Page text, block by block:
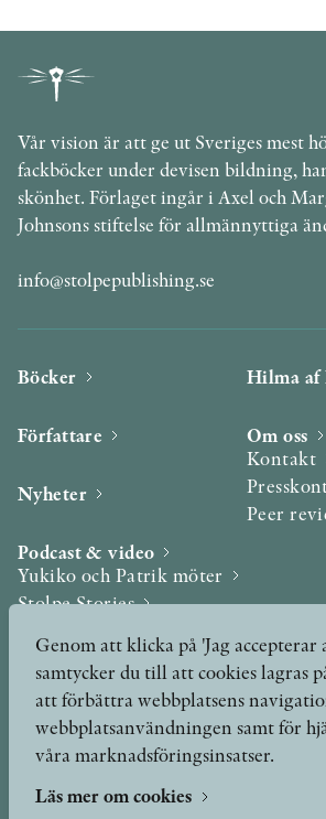
Vår vision är att ge ut Sveriges mest
fackböcker under devisen bildning,
skönhet. Förlaget ingår i Axel och
Johnsons stiftelse för allmännyttiga
info@stolpepublishing.se
Böcker
Författare
Nyheter
Podcast & video
Yukiko och Patrik möter
Stolpe Stories
Utmärkelser & Format
Utmärkelser
Övriga format
Hilma
Om oss
Kontakt
Peer
Genom att klicka på 'Jag accepterar
samtycker du till att cookies lagras
att förbättra webbplatsens
webbplatsanvändningen samt för
våra marknadsföringsinsatser.
Läs mer om cookies